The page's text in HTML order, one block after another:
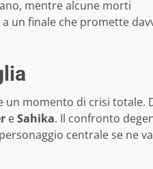
mentre alcune morti
un finale che promette
un momento di crisi totale.
eSahika. Il confronto
centrale se ne